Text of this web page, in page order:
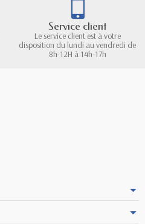
Service client
Le service client est à votre
disposition du lundi au vendredi de
8h-12H à 14h-17h